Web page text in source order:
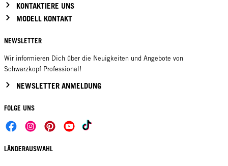
KONTAKTIERE UNS
MODELL KONTAKT
NEWSLETTER
Wir informieren Dich über die Neuigkeiten und Angebote von
Schwarzkopf Professional!
NEWSLETTER ANMELDUNG
FOLGE UNS
LÄNDERAUSWAHL